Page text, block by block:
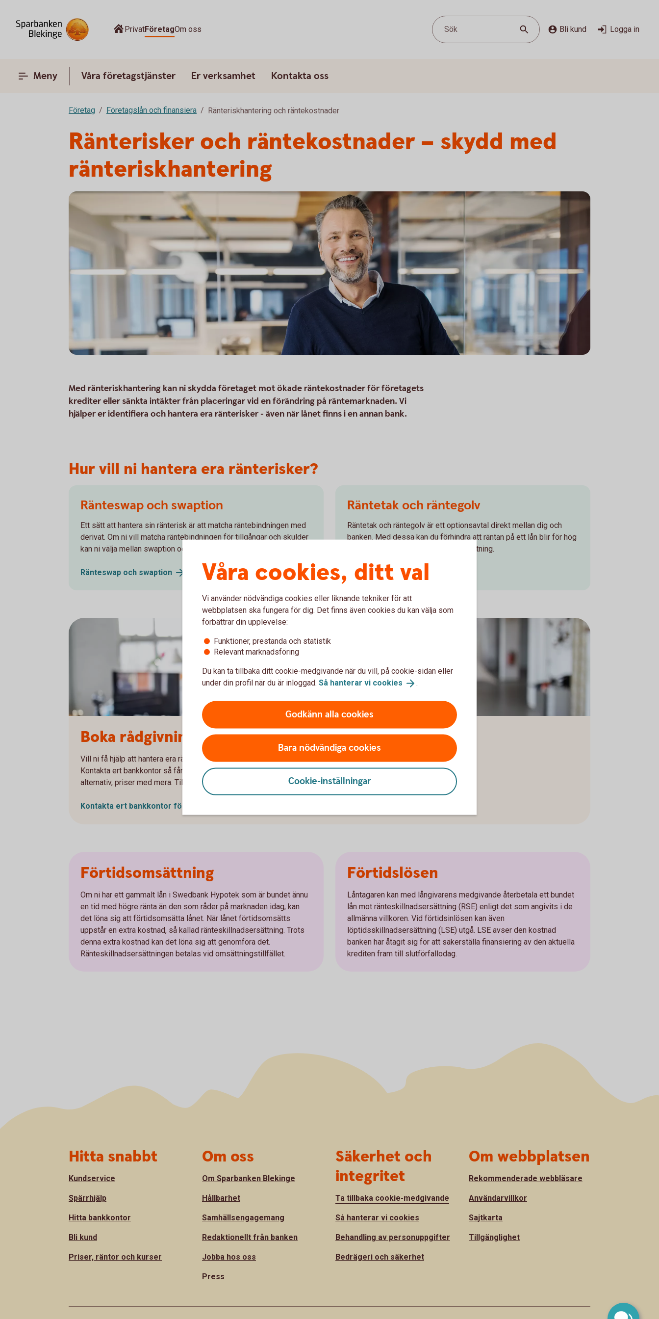
PrivatFöretagOm oss Sök Bli kund Logga in
Meny Våra företagstjänster Er verksamhet Kontakta oss
Företag Företagslån och finansiera Ränteriskhantering och räntekostnader
Ränterisker och räntekostnader – skydd med
ränteriskhantering
Med ränteriskhantering kan ni skydda företaget mot ökade räntekostnader för företagets
krediter eller sänkta intäkter från placeringar vid en förändring på räntemarknaden. Vi
hjälper er identifiera och hantera era ränterisker - även när lånet finns i en annan bank.
Hur vill ni hantera era ränterisker?
Ränteswap och swaption
Ett sätt att hantera sin ränterisk är att matcha räntebindningen med
derivat. Om ni vill matcha räntebindningen för tillgångar och skulder
kan ni välja mellan swaption och ränteswap.
Ränteswap och swaption
Räntetak och räntegolv
Räntetak och räntegolv är ett optionsavtal direkt mellan dig och
banken. Med dessa kan du förhindra att räntan på ett lån blir för hög
eller att en placering ger för låg avkastning.
Räntetak och räntegolv
Boka rådgivning
Vill ni få hjälp att hantera era ränterisker och skydda er mot ökade räntekostnader?
Kontakta ert bankkontor så får ni träffa någon av våra specialister och diskutera olika
alternativ, priser med mera. Tillsammans hittar vi den lösning som passar er bäst.
Kontakta ert bankkontor för
Förtidsomsättning
Om ni har ett gammalt lån i Swedbank Hypotek som är bundet ännu
en tid med högre ränta än den som råder på marknaden idag, kan
det löna sig att förtidsomsätta lånet. När lånet förtidsomsätts
uppstår en extra kostnad, så kallad ränteskillnadsersättning. Trots
denna extra kostnad kan det löna sig att genomföra det.
Ränteskillnadsersättningen betalas vid omsättningstillfället.
Förtidslösen
Låntagaren kan med långivarens medgivande återbetala ett bundet
lån mot ränteskillnadsersättning (RSE) enligt det som angivits i de
allmänna villkoren. Vid förtidsinlösen kan även
löptidsskillnadsersättning (LSE) utgå. LSE avser den kostnad
banken har åtagit sig för att säkerställa finansiering av den aktuella
krediten fram till slutförfallodag.
Våra cookies, ditt val
Vi använder nödvändiga cookies eller liknande tekniker för att
webbplatsen ska fungera för dig. Det finns även cookies du kan välja som
förbättrar din upplevelse:
Funktioner, prestanda och statistik
Relevant marknadsföring
Du kan ta tillbaka ditt cookie-medgivande när du vill, på cookie-sidan eller
under din profil när du är inloggad. Så hanterar vi cookies .
Godkänn alla cookies
Bara nödvändiga cookies
Cookie-inställningar
Hitta snabbt
Kundservice
Spärrhjälp
Hitta bankkontor
Bli kund
Priser, räntor och kurser
Om oss
Om Sparbanken Blekinge
Hållbarhet
Samhällsengagemang
Redaktionellt från banken
Jobba hos oss
Press
Säkerhet och
integritet
Ta tillbaka cookie-medgivande
Så hanterar vi cookies
Behandling av personuppgifter
Bedrägeri och säkerhet
Om webbplatsen
Rekommenderade webbläsare
Användarvillkor
Sajtkarta
Tillgänglighet